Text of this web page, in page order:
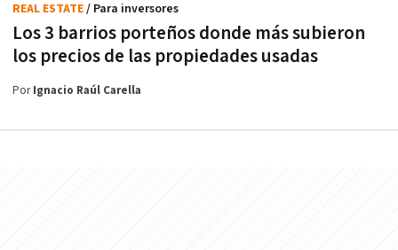
Los 3 barrios porteños donde más subieron
los precios de las propiedades usadas
REAL ESTATE/ Para inversores
PorIgnacio Raúl Carella